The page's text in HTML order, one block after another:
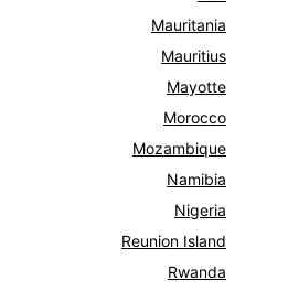
Mauritania
Mauritius
Mayotte
Morocco
Mozambique
Namibia
Nigeria
Reunion Island
Rwanda